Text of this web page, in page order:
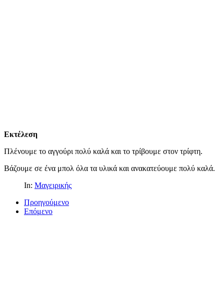
Εκτέλεση
Πλένουμε το αγγούρι πολύ καλά και το τρίβουμε στον τρίφτη.
Βάζουμε σε ένα μπολ όλα τα υλικά και ανακατεύουμε πολύ καλά.
In: Μαγειρικής
Προηγούμενο
Επόμενο